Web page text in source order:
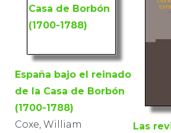
España bajo el reinado
de la Casa de Borbón
(1700-1788)
Coxe, William
Las